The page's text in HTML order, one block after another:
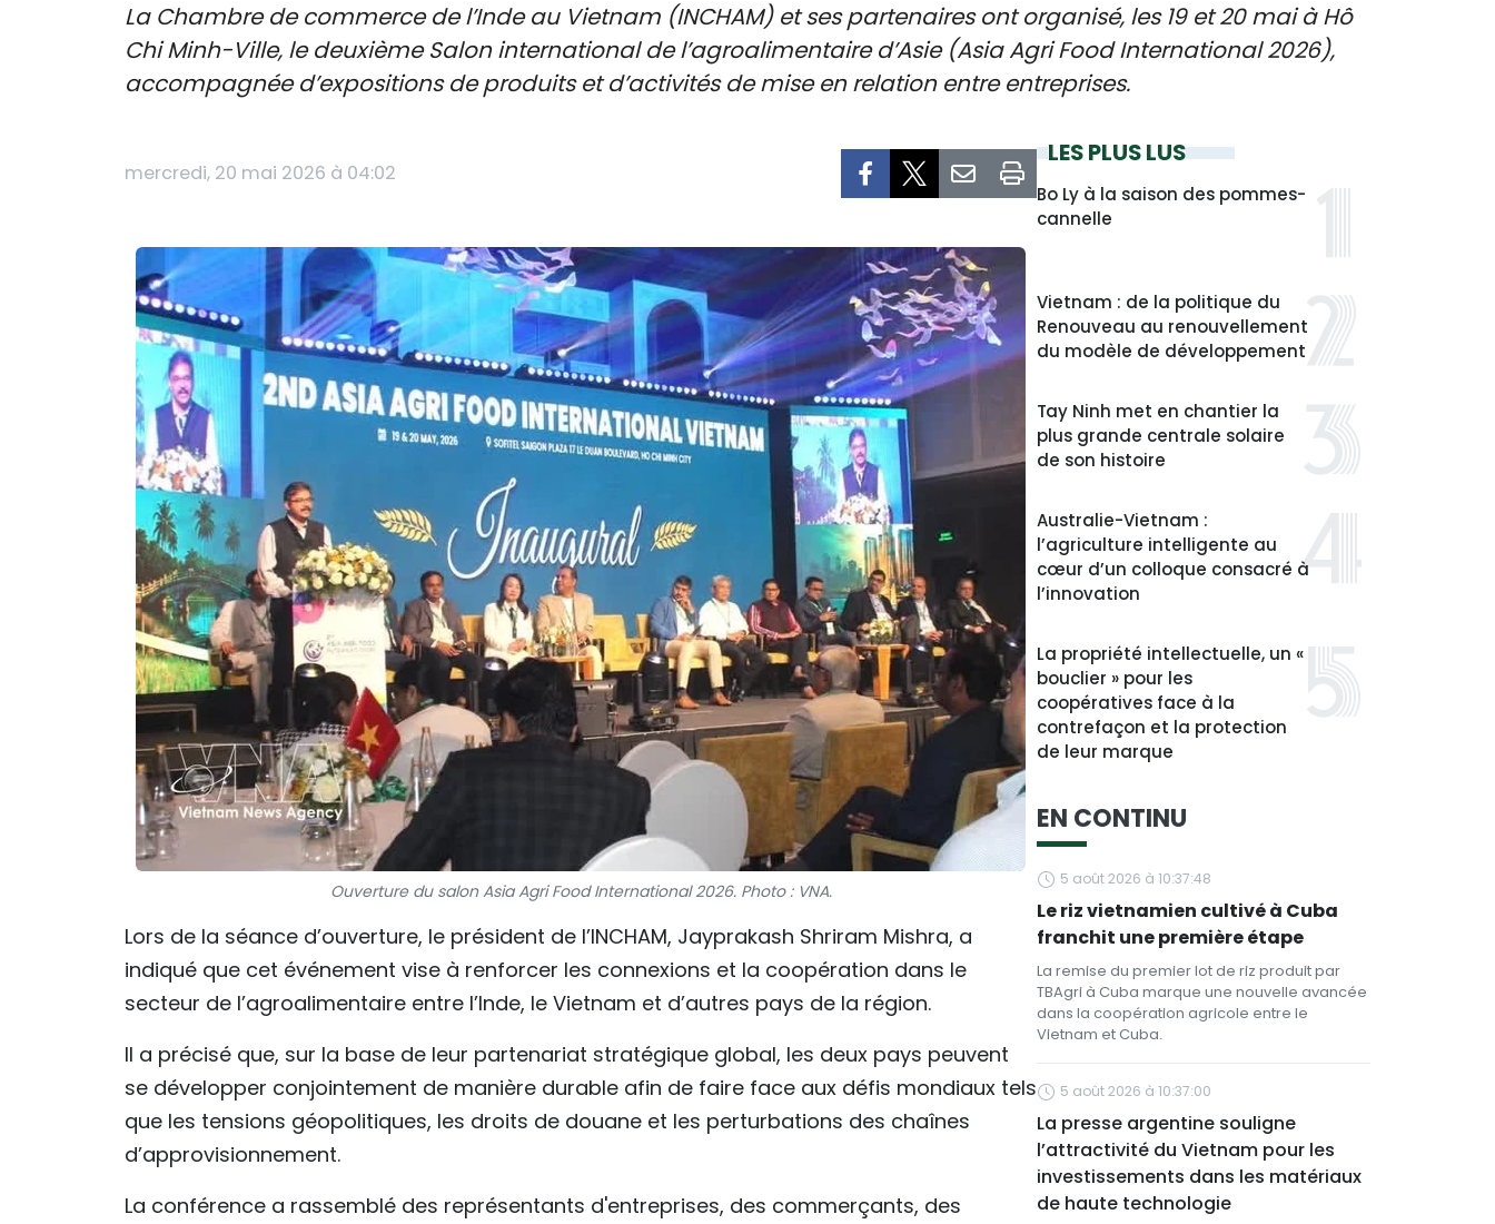
La Chambre de commerce de l’Inde au Vietnam (INCHAM) et ses partenaires ont organisé, les 19 et 20 mai à Hô
Chi Minh-Ville, le deuxième Salon international de l’agroalimentaire d’Asie (Asia Agri Food International 2026),
accompagnée d’expositions de produits et d’activités de mise en relation entre entreprises.
mercredi, 20 mai 2026 à 04:02
Ouverture du salon Asia Agri Food International 2026. Photo : VNA.
Lors de la séance d’ouverture, le président de l’INCHAM, Jayprakash Shriram Mishra, a
indiqué que cet événement vise à renforcer les connexions et la coopération dans le
secteur de l’agroalimentaire entre l’Inde, le Vietnam et d’autres pays de la région.
Il a précisé que, sur la base de leur partenariat stratégique global, les deux pays peuvent
se développer conjointement de manière durable afin de faire face aux défis mondiaux tels
que les tensions géopolitiques, les droits de douane et les perturbations des chaînes
d’approvisionnement.
La conférence a rassemblé des représentants d'entreprises, des commerçants, des
LES PLUS LUS
Bo Ly à la saison des pommes-
cannelle
Vietnam : de la politique du
Renouveau au renouvellement
du modèle de développement
Tay Ninh met en chantier la
plus grande centrale solaire
de son histoire
Australie-Vietnam :
l’agriculture intelligente au
cœur d’un colloque consacré à
l’innovation
La propriété intellectuelle, un «
bouclier » pour les
coopératives face à la
contrefaçon et la protection
de leur marque
EN CONTINU
5 août 2026 à 10:37:48
Le riz vietnamien cultivé à Cuba
franchit une première étape
La remise du premier lot de riz produit par
TBAgri à Cuba marque une nouvelle avancée
dans la coopération agricole entre le
Vietnam et Cuba.
5 août 2026 à 10:37:00
La presse argentine souligne
l’attractivité du Vietnam pour les
investissements dans les matériaux
de haute technologie